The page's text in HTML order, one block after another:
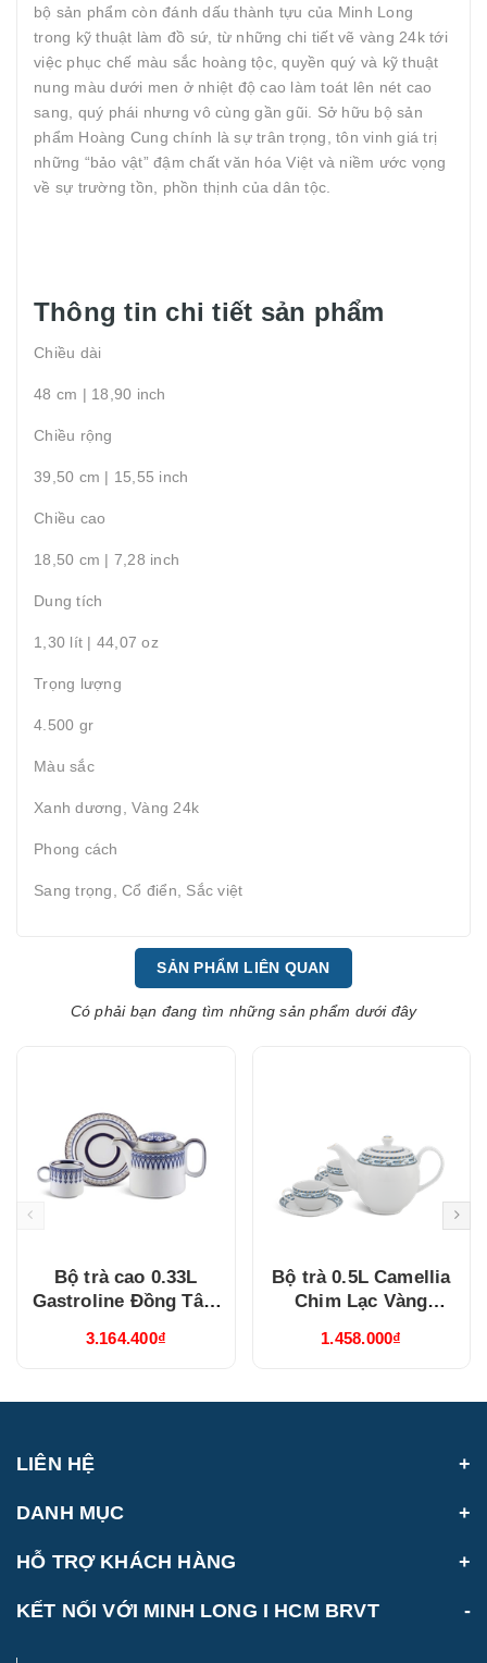
bộ sản phẩm còn đánh dấu thành tựu của Minh Long
trong kỹ thuật làm đồ sứ, từ những chi tiết vẽ vàng 24k tới
việc phục chế màu sắc hoàng tộc, quyền quý và kỹ thuật
nung màu dưới men ở nhiệt độ cao làm toát lên nét cao
sang, quý phái nhưng vô cùng gần gũi. Sở hữu bộ sản
phẩm Hoàng Cung chính là sự trân trọng, tôn vinh giá trị
những “bảo vật” đậm chất văn hóa Việt và niềm ước vọng
về sự trường tồn, phồn thịnh của dân tộc.
Thông tin chi tiết sản phẩm
Chiều dài
48 cm | 18,90 inch
Chiều rộng
39,50 cm | 15,55 inch
Chiều cao
18,50 cm | 7,28 inch
Dung tích
1,30 lít | 44,07 oz
Trọng lượng
4.500 gr
Màu sắc
Xanh dương, Vàng 24k
Phong cách
Sang trọng, Cổ điển, Sắc việt
SẢN PHẨM LIÊN QUAN
Có phải bạn đang tìm những sản phẩm dưới đây
Bộ trà cao 0.33L
Gastroline Đồng Tâm
(68334147003)
3.164.400₫
Bộ trà 0.5L Camellia
Chim Lạc Vàng
1.458.000₫
LIÊN HỆ
DANH MỤC
HỖ TRỢ KHÁCH HÀNG
KẾT NỐI VỚI MINH LONG I HCM BRVT